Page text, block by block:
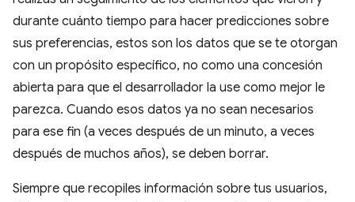
durante cuánto tiempo para hacer predicciones sobre
sus preferencias, estos son los datos que se te otorgan
con un propósito específico, no como una concesión
abierta para que el desarrollador la use como mejor le
parezca. Cuando esos datos ya no sean necesarios
para ese fin (a veces después de un minuto, a veces
después de muchos años), se deben borrar.
Siempre que recopiles información sobre tus usuarios,